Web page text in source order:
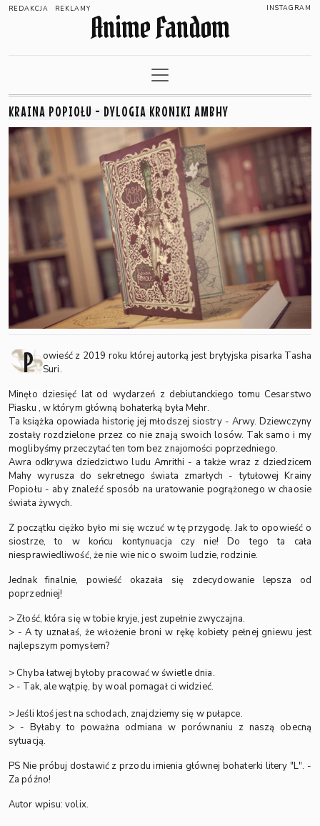
REDAKCJA REKLAMY INSTAGRAM
Anime Fandom
KRAINA POPIOŁU - DYLOGIA KRONIKI AMBHY
P
owieść z 2019 roku której autorką jest brytyjska pisarka Tasha
Suri.
Minęło dziesięć lat od wydarzeń z debiutanckiego tomu Cesarstwo
Piasku , w którym główną bohaterką była Mehr.
Ta książka opowiada historię jej młodszej siostry - Arwy. Dziewczyny
zostały rozdzielone przez co nie znają swoich losów. Tak samo i my
moglibyśmy przeczytać ten tom bez znajomości poprzedniego.
Awra odkrywa dziedzictwo ludu Amrithi - a także wraz z dziedzicem
Mahy wyrusza do sekretnego świata zmarłych - tytułowej Krainy
Popiołu - aby znaleźć sposób na uratowanie pogrążonego w chaosie
świata żywych.
Z początku ciężko było mi się wczuć w tę przygodę. Jak to opowieść o
siostrze, to w końcu kontynuacja czy nie! Do tego ta cała
niesprawiedliwość, że nie wie nic o swoim ludzie, rodzinie.
Jednak finalnie, powieść okazała się zdecydowanie lepsza od
poprzedniej!
> Złość, która się w tobie kryje, jest zupełnie zwyczajna.
> - A ty uznałaś, że włożenie broni w rękę kobiety pełnej gniewu jest
najlepszym pomysłem?
> Chyba łatwej byłoby pracować w świetle dnia.
> - Tak, ale wątpię, by woal pomagał ci widzieć.
> Jeśli ktoś jest na schodach, znajdziemy się w pułapce.
> - Byłaby to poważna odmiana w porównaniu z naszą obecną
sytuacją.
PS Nie próbuj dostawić z przodu imienia głównej bohaterki litery "L". -
Za późno!
Autor wpisu: volix.